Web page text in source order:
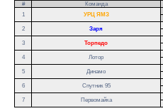
# Команда
1
УРЦ ЯМЗ
2
Заря
3
Торпедо
4
Лотор
5
Динамо
6
Спутник 95
7
Первомайка